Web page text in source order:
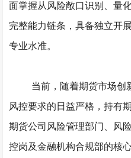
面掌握从风险敞口识别、量
完整能力链条，具备独立开
专业水准。
当前，随着期货市场创
风控要求的日益严格，持有
期货公司风险管理部门、风
控岗及金融机构合规部的核